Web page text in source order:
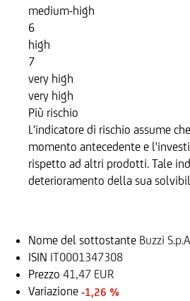
medium-high
6
high
7
very high
very high
Più rischio
L'indicatore di rischio assume
momento antecedente e
rispetto ad altri prodotti. Tale
deterioramento della sua
Nome del sottostante Buzzi
ISIN IT0001347308
Prezzo 41,47 EUR
Variazione -1,26 %